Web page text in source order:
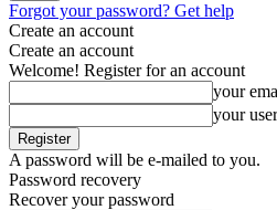
Forgot your password? Get help
Create an account
Create an account
Welcome! Register for an account
your
your
A password will be e-mailed to you.
Password recovery
Recover your password